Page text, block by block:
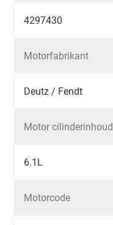
4297430
Motorfabrikant
Deutz / Fendt
Motor cilinderinhoud
6.1L
Motorcode